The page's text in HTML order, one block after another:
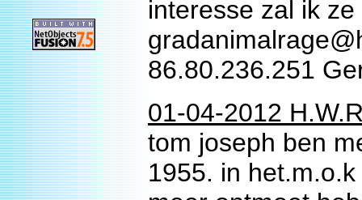
interesse zal ik
86.80.236.251
01-04-2012
tom joseph ben
1955. in